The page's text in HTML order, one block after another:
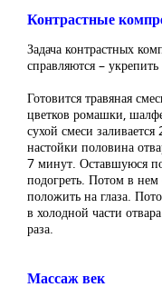
Контрастные
Задача контрастных
справляются – укрепить
Готовится травяная
цветков ромашки,
сухой смеси
настойки половина
7 минут. Оставшуюся
подогреть. Потом в
положить на глаза.
в холодной части
раза.
Массаж век